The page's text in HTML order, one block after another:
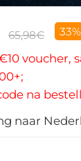
65,98€
€10
na
naar